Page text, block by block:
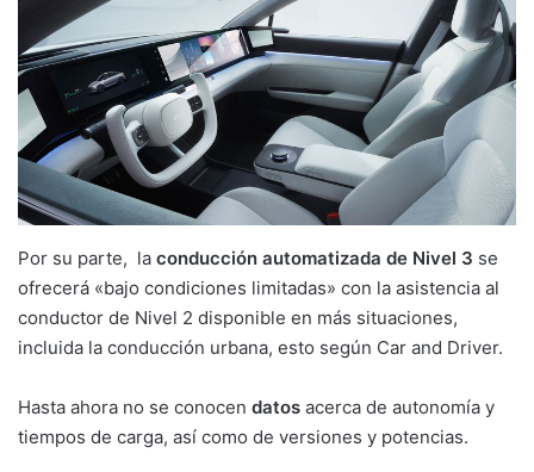
Por su parte, la conducción automatizada de Nivel 3 se
ofrecerá «bajo condiciones limitadas» con la asistencia al
conductor de Nivel 2 disponible en más situaciones,
incluida la conducción urbana, esto según Car and Driver.
Hasta ahora no se conocen datos acerca de autonomía y
tiempos de carga, así como de versiones y potencias.